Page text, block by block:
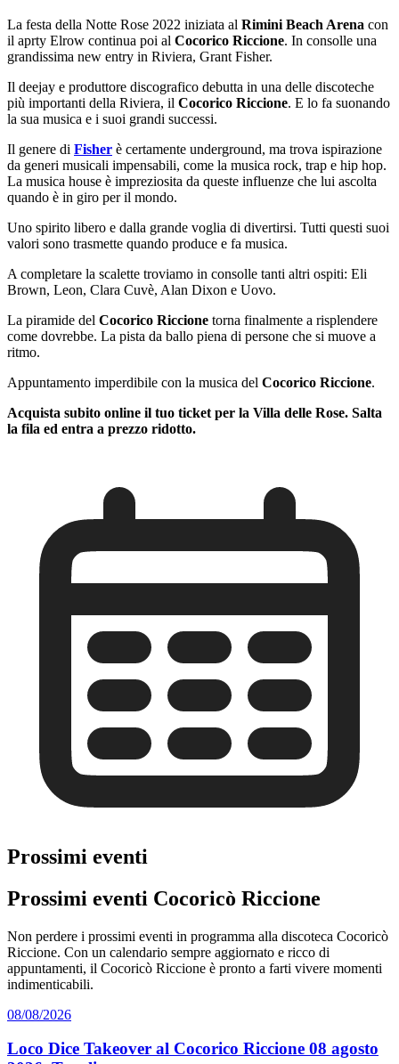
La festa della Notte Rose 2022 iniziata al Rimini Beach Arena con
il aprty Elrow continua poi al Cocorico Riccione. In consolle una
grandissima new entry in Riviera, Grant Fisher.
Il deejay e produttore discografico debutta in una delle discoteche
più importanti della Riviera, il Cocorico Riccione. E lo fa suonando
la sua musica e i suoi grandi successi.
Il genere di Fisher è certamente underground, ma trova ispirazione
da generi musicali impensabili, come la musica rock, trap e hip hop.
La musica house è impreziosita da queste influenze che lui ascolta
quando è in giro per il mondo.
Uno spirito libero e dalla grande voglia di divertirsi. Tutti questi suoi
valori sono trasmette quando produce e fa musica.
A completare la scalette troviamo in consolle tanti altri ospiti: Eli
Brown, Leon, Clara Cuvè, Alan Dixon e Uovo.
La piramide del Cocorico Riccione torna finalmente a risplendere
come dovrebbe. La pista da ballo piena di persone che si muove a
ritmo.
Appuntamento imperdibile con la musica del Cocorico Riccione.
Acquista subito online il tuo ticket per la Villa delle Rose. Salta
la fila ed entra a prezzo ridotto.
Prossimi eventi
Prossimi eventi Cocoricò Riccione
Non perdere i prossimi eventi in programma alla discoteca Cocoricò
Riccione. Con un calendario sempre aggiornato e ricco di
appuntamenti, il Cocoricò Riccione è pronto a farti vivere momenti
indimenticabili.
08/08/2026
Loco Dice Takeover al Cocorico Riccione 08 agosto